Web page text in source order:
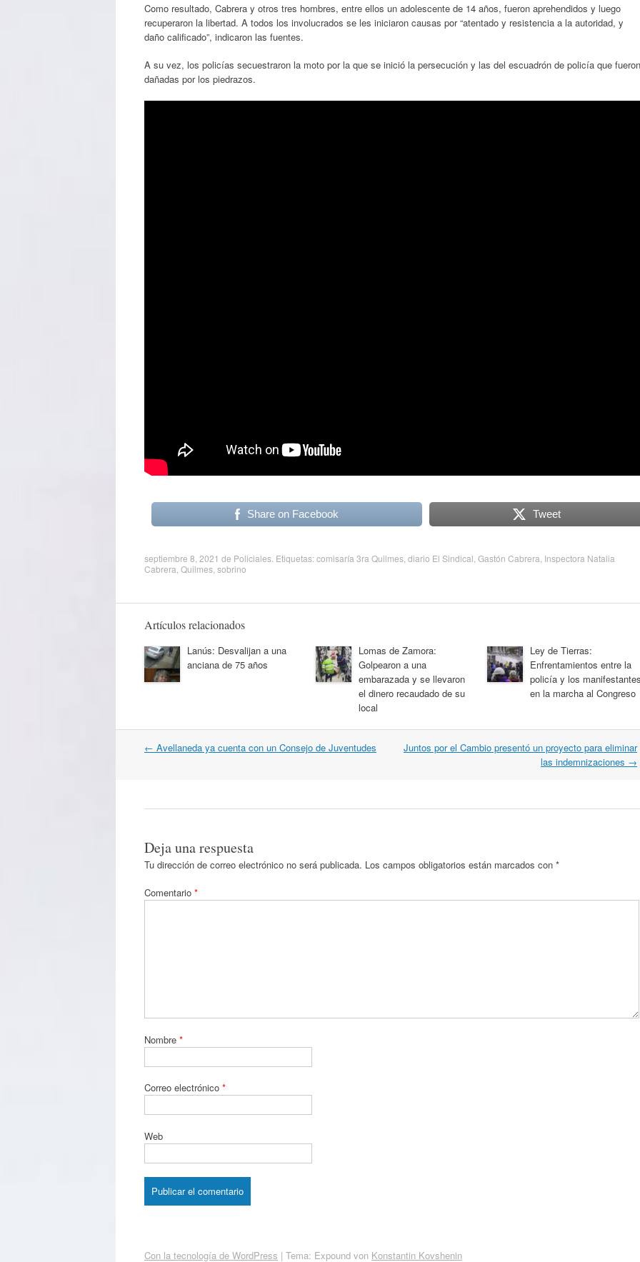
Como resultado, Cabrera y otros tres hombres, entre ellos un adolescente de 14 años, fueron aprehendidos y luego
recuperaron la libertad. A todos los involucrados se les iniciaron causas por “atentado y resistencia a la autoridad, y
daño calificado”, indicaron las fuentes.
A su vez, los policías secuestraron la moto por la que se inició la persecución y las del escuadrón de policía que fueron
dañadas por los piedrazos.
Share on Facebook Tweet
septiembre 8, 2021 de Policiales . Etiquetas:comisaría 3ra Quilmes diario El Sindical Gastón Cabrera Inspectora Natalia
Cabrera Quilmes sobrino
Artículos relacionados
Lanús: Desvalijan a una
anciana de 75 años
Lomas de Zamora:
Golpearon a una
embarazada y se llevaron
el dinero recaudado de su
local
Ley de Tierras:
Enfrentamientos entre la
policía y los
en la marcha al Congreso
Navegación
← Avellaneda ya cuenta con un Consejo de Juventudes
Juntos por el Cambio presentó un proyecto para eliminar
las indemnizaciones →
Deja una respuesta
Tu dirección de correo electrónico no será publicada. Los campos obligatorios están marcados con *
Comentario *
Nombre *
Correo electrónico *
Web
Con la tecnología de WordPress | Tema: Expound von Konstantin Kovshenin